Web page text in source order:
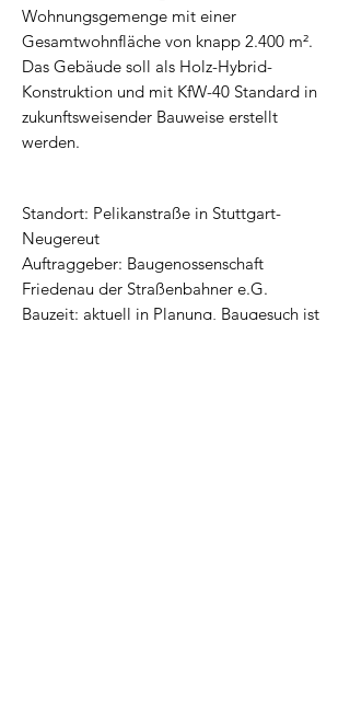
Wohnungsgemenge mit einer
Gesamtwohnfläche von knapp 2.400 m².
Das Gebäude soll als Holz-Hybrid-
Konstruktion und mit KfW-40 Standard in
zukunftsweisender Bauweise erstellt
werden.
Standort: Pelikanstraße in Stuttgart-
Neugereut
Auftraggeber: Baugenossenschaft
Friedenau der Straßenbahner e.G.
Bauzeit: aktuell in Planung, Baugesuch ist